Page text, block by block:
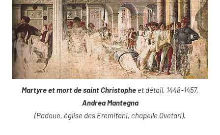
Martyre et mort de saint Christophe et détail, 1448-1457,
Andrea Mantegna
(Padoue, église des Eremitani, chapelle Ovetari).